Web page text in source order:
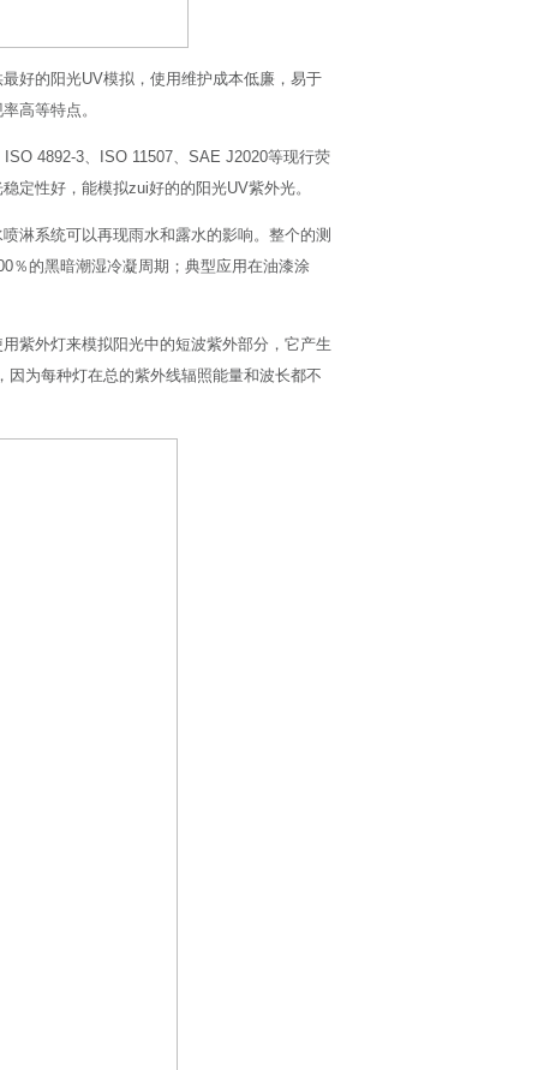
好的阳光UV模拟，使用维护成本低廉，易于
高等特点。
4892-3、ISO 11507、SAE J2020等现行荧
定性好，能模拟zui好的的阳光UV紫外光。
淋系统可以再现雨水和露水的影响。整个的测
％的黑暗潮湿冷凝周期；典型应用在油漆涂
紫外灯来模拟阳光中的短波紫外部分，它产生
为每种灯在总的紫外线辐照能量和波长都不